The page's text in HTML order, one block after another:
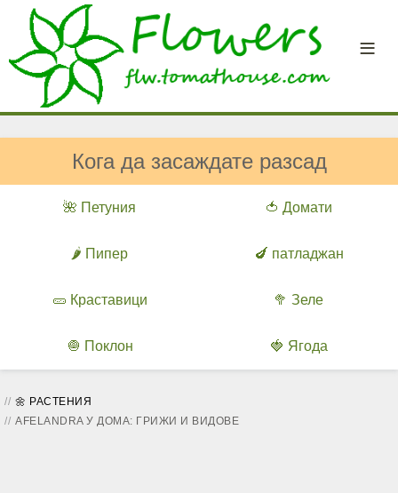
Кога да засаждате разсад
🌺 Петуния 🍅 Домати
🌶️ Пипер 🍆 патладжан
🥒 Краставици 🥦 Зеле
🧅 Поклон 🍓 Ягода
🌼 РАСТЕНИЯ
AFELANDRA У ДОМА: ГРИЖИ И ВИДОВЕ